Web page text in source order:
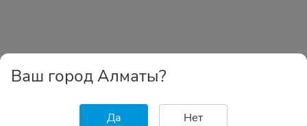
Ваш город Алматы?
Да Нет